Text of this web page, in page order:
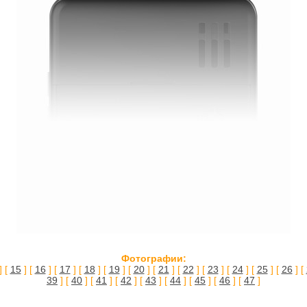
Фотографии:
[ 15] [ 16 ] [ 17 ] [ 18 ] [ 19 ] [ 20] [ 21 ] [ 22 ] [ 23 ] [ 24] [ 25] [ 26 ] [
39 ] [ 40 ] [ 41 ] [ 42 ] [ 43 ] [ 44 ] [ 45 ] [ 46 ] [ 47 ]